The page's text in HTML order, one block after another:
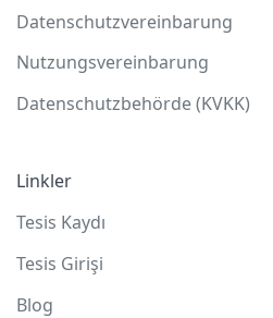
Datenschutzvereinbarung
Nutzungsvereinbarung
Datenschutzbehörde (KVKK)
Linkler
Tesis Kaydı
Tesis Girişi
Blog